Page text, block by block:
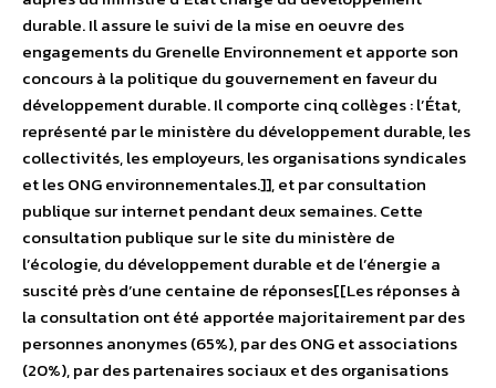
durable. Il assure le suivi de la mise en oeuvre des
engagements du Grenelle Environnement et apporte son
concours à la politique du gouvernement en faveur du
développement durable. Il comporte cinq collèges : l’État,
représenté par le ministère du développement durable, les
collectivités, les employeurs, les organisations syndicales
et les ONG environnementales.]], et par consultation
publique sur internet pendant deux semaines. Cette
consultation publique sur le site du ministère de
l’écologie, du développement durable et de l’énergie a
suscité près d’une centaine de réponses[[Les réponses à
la consultation ont été apportée majoritairement par des
personnes anonymes (65%), par des ONG et associations
(20%), par des partenaires sociaux et des organisations